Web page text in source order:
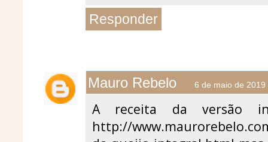
Responder
Mauro Rebelo 6 de maio de 2019
A receita da versão
http://